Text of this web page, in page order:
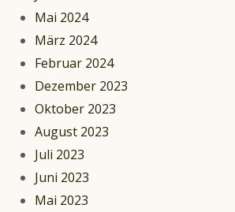
Mai 2024
März 2024
Februar 2024
Dezember 2023
Oktober 2023
August 2023
Juli 2023
Juni 2023
Mai 2023